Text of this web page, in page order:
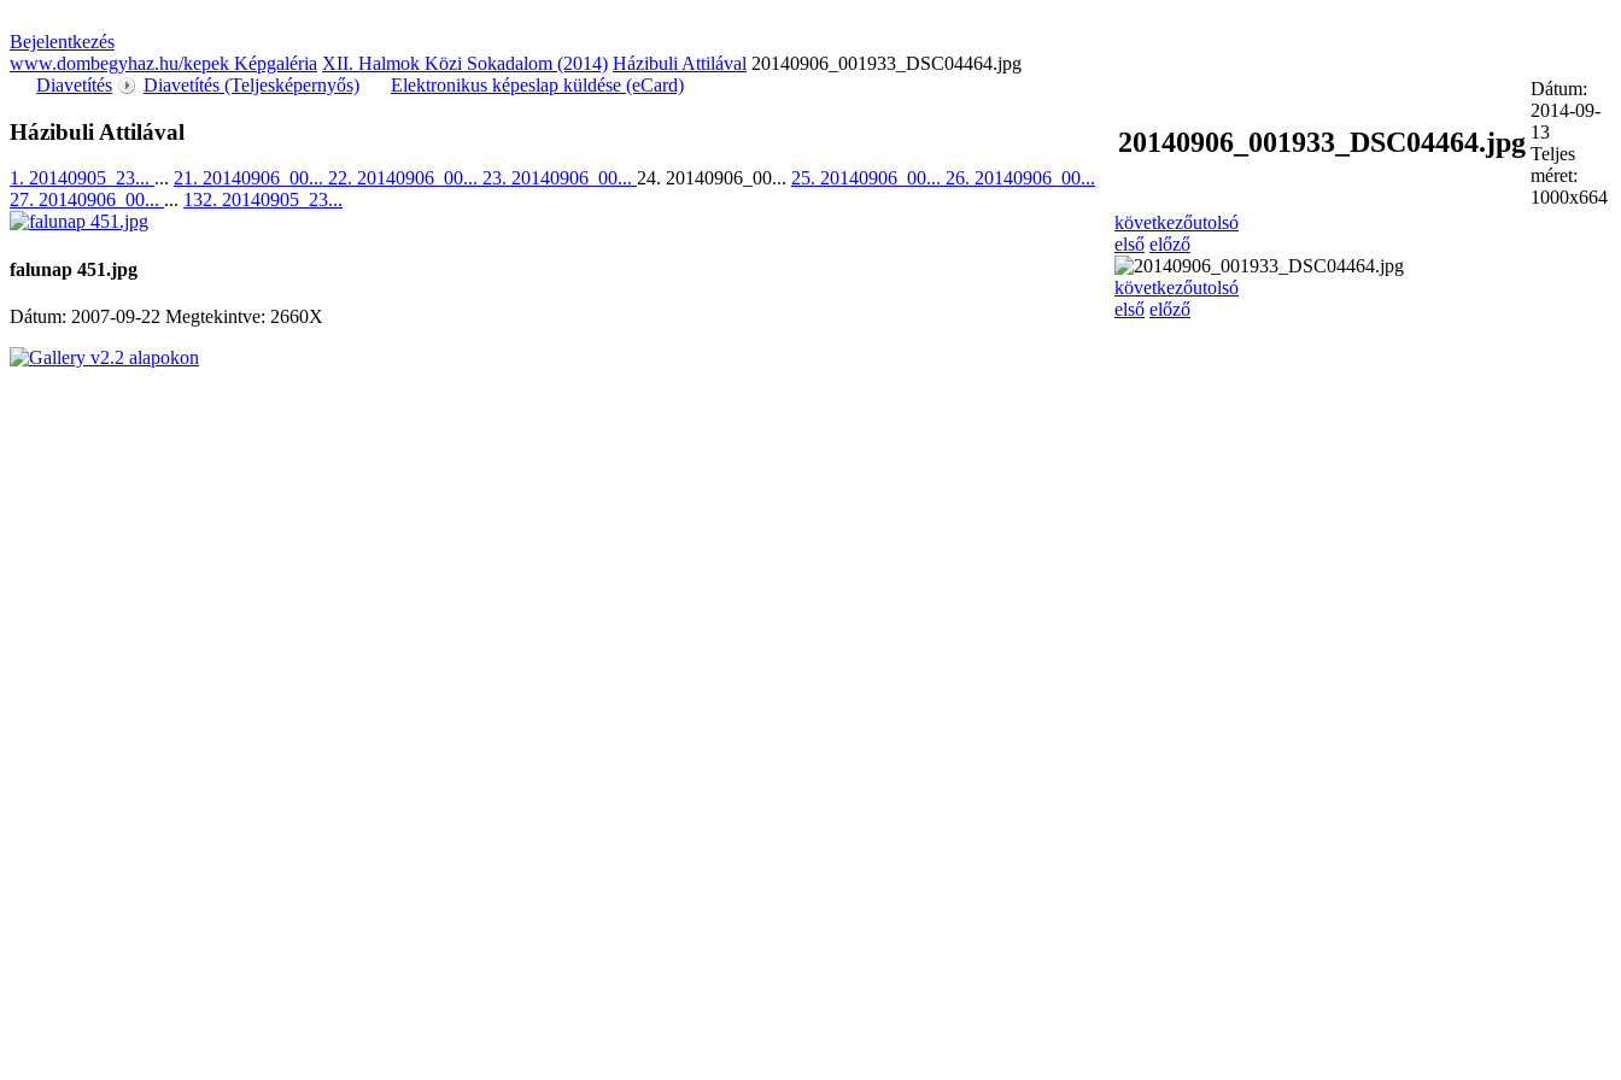
Bejelentkezés
www.dombegyhaz.hu/kepek Képgaléria XII. Halmok Közi Sokadalom (2014) Házibuli Attilával 20140906_001933_DSC04464.jpg
Diavetítés
Diavetítés (Teljesképernyős) Elektronikus képeslap küldése (eCard)
Házibuli Attilával
1. 20140905_23... ... 21. 20140906_00... 22. 20140906_00... 23. 20140906_00... 24. 20140906_00... 25. 20140906_00... 26. 20140906_00...
27. 20140906_00... ... 132. 20140905_23...
falunap 451.jpg
Dátum: 2007-09-22 Megtekintve: 2660X
20140906_001933_DSC04464.jpg
Dátum:
2014-09-
13
Teljes
méret:
1000x664
következőutolsó
első előző
következőutolsó
első előző